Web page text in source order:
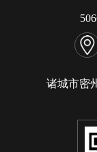
诸城市密